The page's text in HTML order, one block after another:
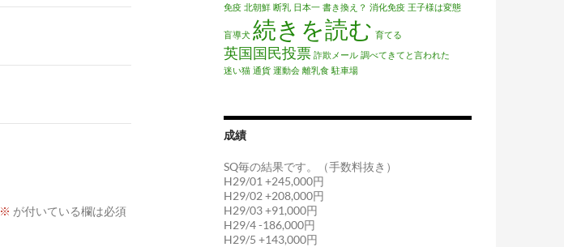
※ が付いている欄は必須
免疫 北朝鮮 断乳 日本一 書き換え？ 消化免疫 王子様は変態
盲導犬 続きを読む 育てる
英国国民投票 詐欺メール 調べてきてと言われた
迷い猫 通貨 運動会 離乳食 駐車場
成績
SQ毎の結果です。（手数料抜き）
H29/01 +245,000円
H29/02 +208,000円
H29/03 +91,000円
H29/4 -186,000円
H29/5 +143,000円